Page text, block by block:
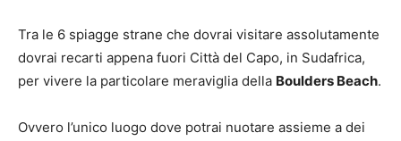
Tra le 6 spiagge strane che dovrai visitare assolutamente
dovrai recarti appena fuori Città del Capo, in Sudafrica,
per vivere la particolare meraviglia della Boulders Beach.
Ovvero l’unico luogo dove potrai nuotare assieme a dei